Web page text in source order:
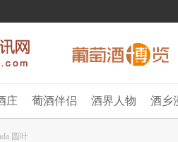
庄 葡酒伴侣 酒界人物 酒乡
圆叶